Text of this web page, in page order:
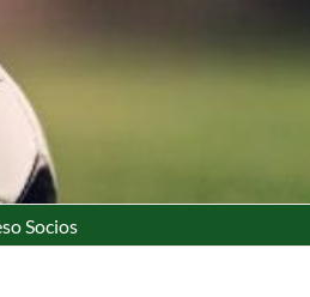
Socios